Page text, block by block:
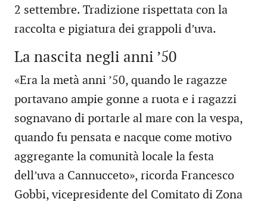
2 settembre. Tradizione rispettata con la
raccolta e pigiatura dei grappoli d’uva.
La nascita negli anni ’50
«Era la metà anni ’50, quando le ragazze
portavano ampie gonne a ruota e i ragazzi
sognavano di portarle al mare con la vespa,
quando fu pensata e nacque come motivo
aggregante la comunità locale la festa
dell’uva a Cannucceto», ricorda Francesco
Gobbi, vicepresidente del Comitato di Zona